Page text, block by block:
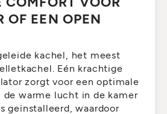
OF EEN OPEN
kachel, het meest
Eén krachtige
zorgt voor een optimale
de warme lucht in de kamer
geïnstalleerd, waardoor